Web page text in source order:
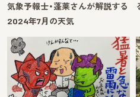
気象予報士・蓬莱さんが解説する
2024年7月の天気